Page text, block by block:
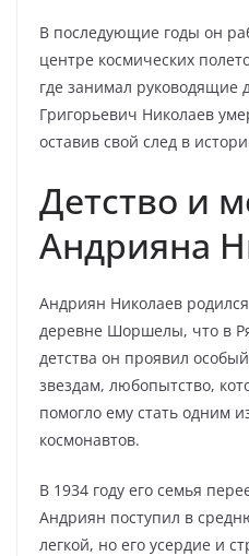
В последующие годы он
центре космических
где занимал руководящие
Григорьевич Николаев
оставив свой след в
Детство и
Андрияна
Андриян Николаев
деревне Шоршелы, что в
детства он проявил
звездам, любопытство,
помогло ему стать одним
космонавтов.
В 1934 году его семья
Андриян поступил в
легкой, но его усердие и